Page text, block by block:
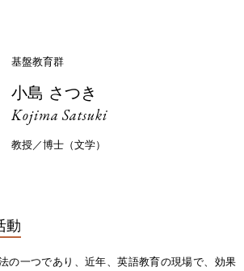
基盤教育群
小島 さつき
Kojima Satsuki
教授／博士（文学）
動
の一つであり、近年、英語教育の現場で、効果